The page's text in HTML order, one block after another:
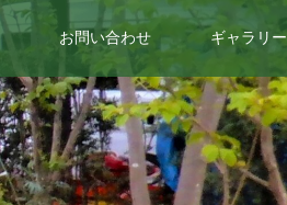
お問い合わせ ギャラリー